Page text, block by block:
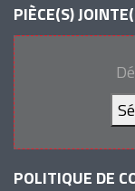
PIÈCE(S)
POLITIQUE DE